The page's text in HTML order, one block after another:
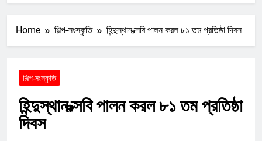
Home শিল্প-সংস্কৃতি হিন্দুস্থান ক্ল্সবি পালন করল ৮১ তম প্রতিষ্ঠা দিবস
শিল্প-সংস্কৃতি
হিন্দুস্থান ক্ল্সবি পালন করল ৮১ তম প্রতিষ্ঠা
দিবস